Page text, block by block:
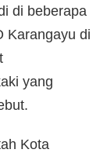
di beberapa
Karangayu di
yang
Kota